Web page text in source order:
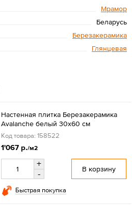
Мрамор
Беларусь
Березакерамика
Глянцевая
Настенная плитка Березакерамика
Avalanche белый 30x60 см
Код товара: 158522
1'067 р./м2
+
-
В корзину
Быстрая покупка